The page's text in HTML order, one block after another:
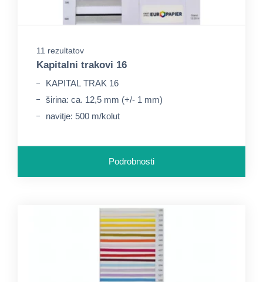
11 rezultatov
Kapitalni trakovi 16
KAPITAL TRAK 16
širina: ca. 12,5 mm (+/- 1 mm)
navitje: 500 m/kolut
Podrobnosti